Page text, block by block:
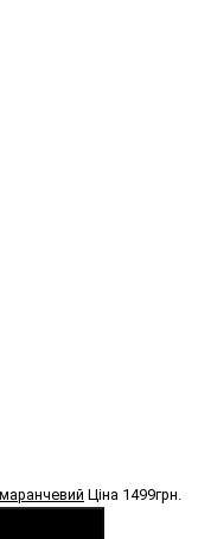
Ціна 1499грн.